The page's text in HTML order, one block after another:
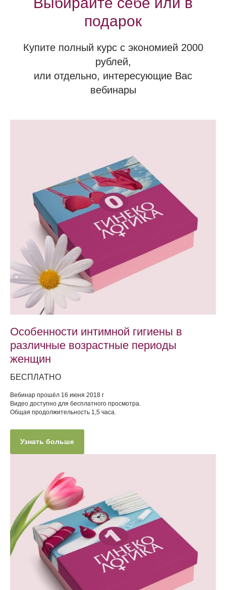
подарок
Купите полный курс с экономией 2000
рублей,
или отдельно, интересующие Вас
вебинары
Особенности интимной гигиены в
различные возрастные периоды
женщин
БЕСПЛАТНО
Вебинар прошёл 16 июня 2018 г
Видео доступно для бесплатного просмотра.
Общая продолжительность 1,5 часа.
Узнать больше